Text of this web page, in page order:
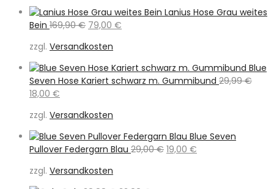
79,99 €
Lanius Hose Grau weites
Bein 169,90€ Ursprünglicher
war:
169,90 €
79,00 €
79,00 €.
zzgl. Versandkosten
Blue
Seven Hose Kariert schwarz m. Gummibund 29,99€
Ursprünglicher
war:
29,99 €
18,00 €
ist:
18,00 €.
zzgl. Versandkosten
Blue Seven
Pullover Federgarn Blau 29,00€ Ursprünglicher
19,00 €
zzgl. Versandkosten